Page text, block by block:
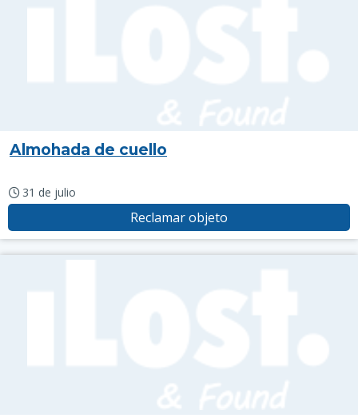
Almohada de cuello
31 de julio
Reclamar objeto